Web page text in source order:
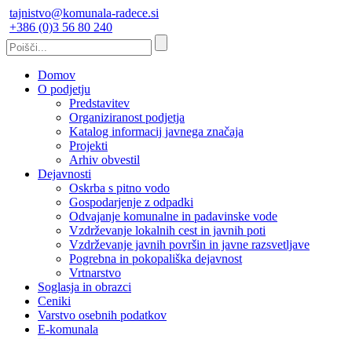
tajnistvo@komunala-radece.si
+386 (0)3 56 80 240
Domov
O podjetju
Predstavitev
Organiziranost podjetja
Katalog informacij javnega značaja
Projekti
Arhiv obvestil
Dejavnosti
Oskrba s pitno vodo
Gospodarjenje z odpadki
Odvajanje komunalne in padavinske vode
Vzdrževanje lokalnih cest in javnih poti
Vzdrževanje javnih površin in javne razsvetljave
Pogrebna in pokopališka dejavnost
Vrtnarstvo
Soglasja in obrazci
Ceniki
Varstvo osebnih podatkov
E-komunala